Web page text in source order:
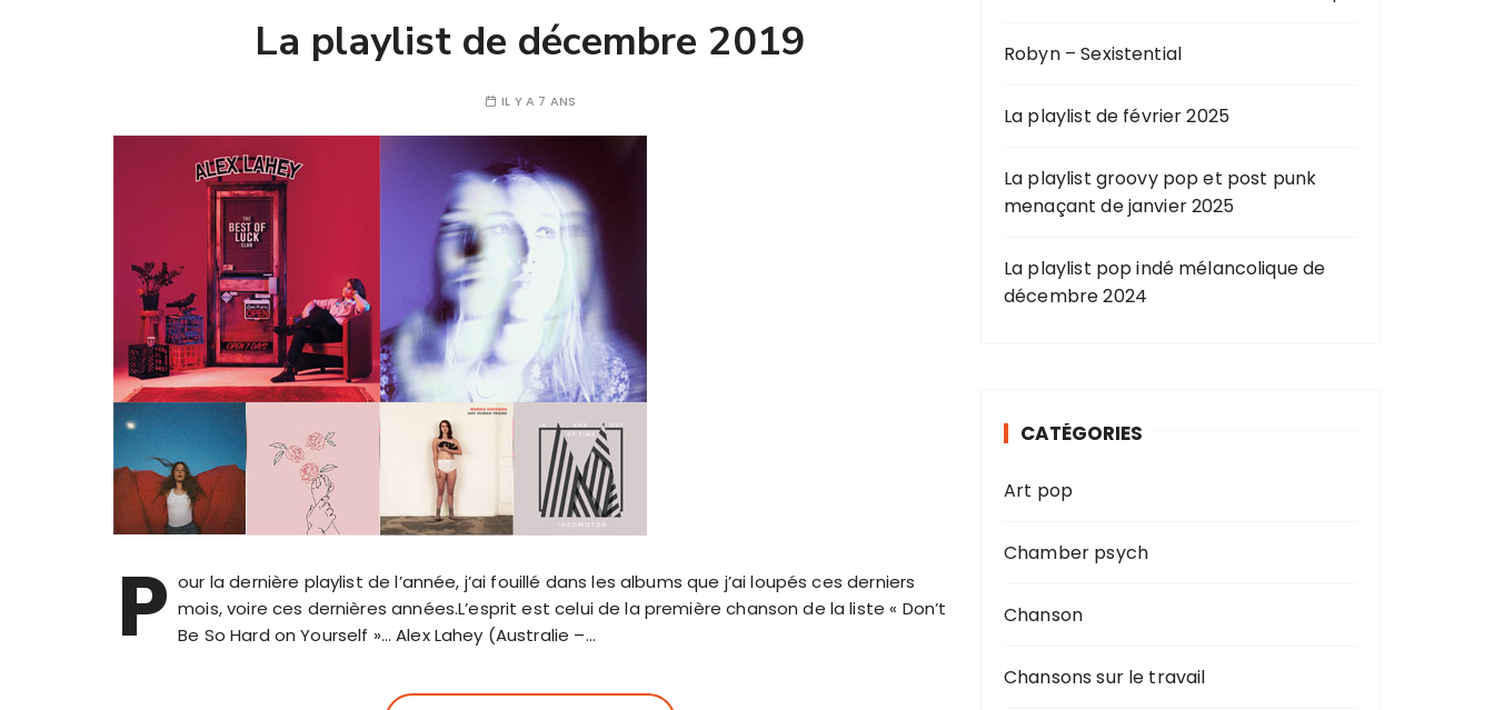
La playlist de décembre 2019
IL Y A 7 ANS
P our la dernière playlist de l’année, j’ai fouillé dans les albums que j’ai loupés ces derniers
mois, voire ces dernières années.L’esprit est celui de la première chanson de la liste « Don’t
Be So Hard on Yourself »… Alex Lahey (Australie –…
Robyn – Sexistential
La playlist de février 2025
La playlist groovy pop et post punk
menaçant de janvier 2025
La playlist pop indé mélancolique de
décembre 2024
CATÉGORIES
Art pop
Chamber psych
Chanson
Chansons sur le travail